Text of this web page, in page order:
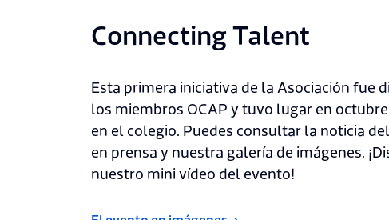
Connecting Talent
Esta primera iniciativa de la Asociación fue
los miembros OCAP y tuvo lugar en octubre
en el colegio. Puedes consultar la noticia
en prensa y nuestra galería de imágenes.
nuestro mini vídeo del evento!